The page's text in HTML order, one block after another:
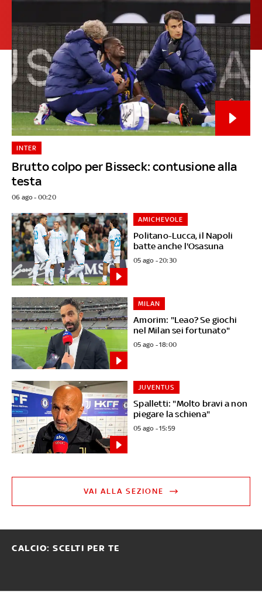
Brutto colpo per Bisseck: contusione alla
testa
INTER
06 ago - 00:20
Politano-Lucca, il Napoli
batte anche l'Osasuna
AMICHEVOLE
05 ago - 20:30
Amorim: "Leao? Se giochi
nel Milan sei fortunato"
MILAN
05 ago - 18:00
Spalletti: "Molto bravi a non
piegare la schiena"
JUVENTUS
05 ago - 15:59
VAI ALLA SEZIONE
CALCIO: SCELTI PER TE